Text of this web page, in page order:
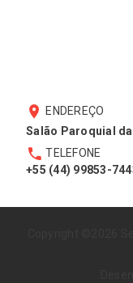
ENDEREÇO
Salão Paroquial
TELEFONE
+55 (44) 99853-